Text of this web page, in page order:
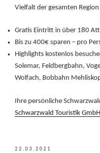
Vielfalt der gesamten
Gratis Eintritt in über 180
Bis zu 400€ sparen – pro
Highlights kostenlos
Solemar, Feldbergbahn,
Wolfach, Bobbahn
Ihre persönliche
Schwarzwald Touristik GmbH
VERÖFFENTLICHT
22.03.2021